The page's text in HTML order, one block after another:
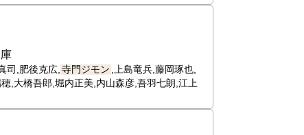
司,肥後克広, 寺門ジモン
,上島竜兵,藤岡琢也,
,大橋吾郎,堀内正美,内山森彦,吾羽七朗,江上